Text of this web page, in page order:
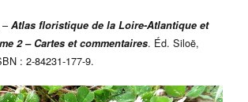
Atlas floristique de la Loire-Atlantique et
2 – Cartes et commentaires. Éd. Siloë,
: 2-84231-177-9.